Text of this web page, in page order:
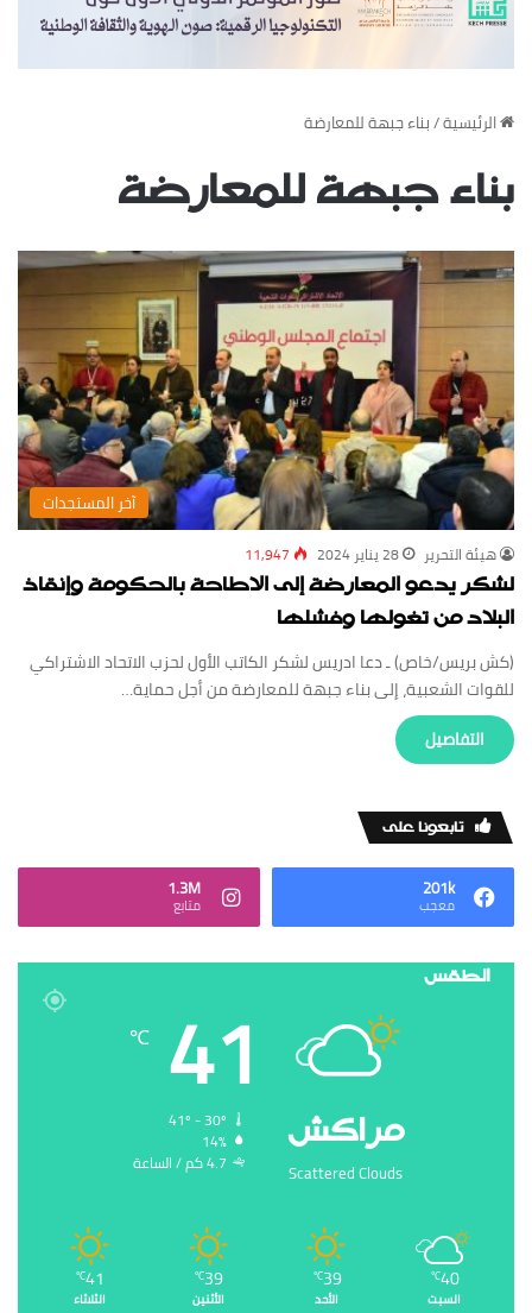
‏الرئيسية/بناء جبهة للمعارضة
بناء جبهة للمعارضة
‏آخر المستجدات
‏هيئة ‏التحرير 28 يناير 2024 11,947
لشكر يدعو المعارضة إلى الاطاحة بالحكومة وإنقاذ
البلاد من تغولها وفشلها
(كش بريس/خاص) ـ دعا ادريس لشكر الكاتب الأول لحزب الاتحاد الاشتراكي
للقوات الشعبية، إلى بناء جبهة للمعارضة من أجل حماية…
‏التفاصيل
‏تابعونا على
201k
‏معجب
1.3M
‏متابع
الطقس
‏مراكش
Scattered Clouds
41
℃
14%
4.7 ‏كم / الساعة
40
℃
السبت
39
℃
الأحد
39
℃
الأثنين
41
℃
الثلاثاء